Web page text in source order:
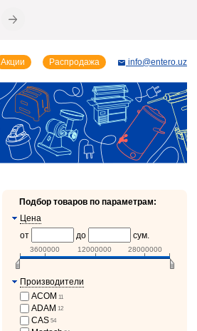
Подбор товаров по параметрам:
Цена
от
до сум.
3600000 12000000 28000000
Производители
ACOM 11
ADAM 12
CAS 54
Акции Распродажа info@entero.uz